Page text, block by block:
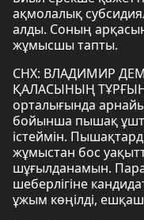
ақмолалық
алды. Соның
жұмысшы тапты.
СНХ: ВЛАДИМИР
ҚАЛАСЫНЫҢ
орталығында
бойынша пышақ
істеймін.
жұмыстан бос
шұғылданамын.
шеберлігіне
ұжым көңілді,